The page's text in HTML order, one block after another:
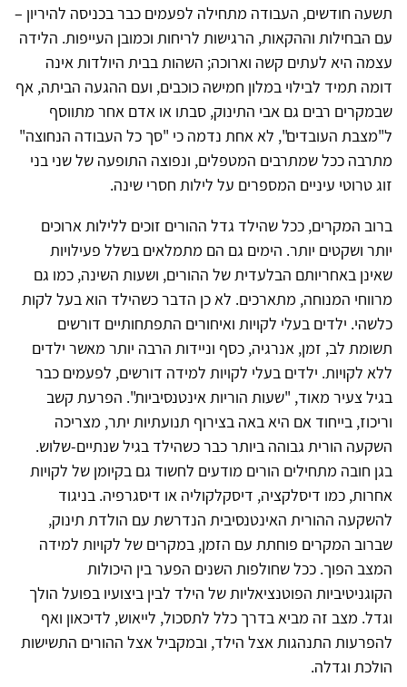
תשעה חודשים, העבודה מתחילה לפעמים כבר בכניסה להיריון –
עם הבחילות וההקאות, הרגישות לריחות וכמובן העייפות. הלידה
עצמה היא לעתים קשה וארוכה; השהות בבית היולדות אינה
דומה תמיד לבילוי במלון חמישה כוכבים, ועם ההגעה הביתה, אף
שבמקרים רבים גם אבי התינוק, סבתו או אדם אחר מתווסף
ל"מצבת העובדים", לא אחת נדמה כי "סך כל העבודה הנחוצה"
מתרבה ככל שמתרבים המטפלים, ונפוצה התופעה של שני בני
זוג טרוטי עיניים המספרים על לילות חסרי שינה.
ברוב המקרים, ככל שהילד גדל ההורים זוכים ללילות ארוכים
יותר ושקטים יותר. הימים גם הם מתמלאים בשלל פעילויות
שאינן באחריותם הבלעדית של ההורים, ושעות השינה, כמו גם
מרווחי המנוחה, מתארכים. לא כן הדבר כשהילד הוא בעל לקות
כלשהי. ילדים בעלי לקויות ואיחורים התפתחותיים דורשים
תשומת לב, זמן, אנרגיה, כסף וניידות הרבה יותר מאשר ילדים
ללא לקויות. ילדים בעלי לקויות למידה דורשים, לפעמים כבר
בגיל צעיר מאוד, "שעות הוריות אינטנסיביות". הפרעת קשב
וריכוז, בייחוד אם היא באה בצירוף תנועתיות יתר, מצריכה
השקעה הורית גבוהה ביותר כבר כשהילד בגיל שנתיים-שלוש.
בגן חובה מתחילים הורים מודעים לחשוד גם בקיומן של לקויות
אחרות, כמו דיסלקציה, דיסקלקוליה או דיסגרפיה. בניגוד
להשקעה ההורית האינטנסיבית הנדרשת עם הולדת תינוק,
שברוב המקרים פוחתת עם הזמן, במקרים של לקויות למידה
המצב הפוך. ככל שחולפות השנים הפער בין היכולות
הקוגניטיביות הפוטנציאליות של הילד לבין ביצועיו בפועל הולך
וגדל. מצב זה מביא בדרך כלל לתסכול, לייאוש, לדיכאון ואף
להפרעות התנהגות אצל הילד, ובמקביל אצל ההורים התשישות
הולכת וגדלה.